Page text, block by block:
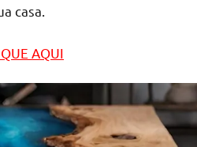
casa.
AQUI